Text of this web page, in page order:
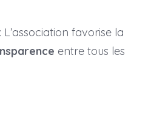
: L’association favorise la
entre tous les